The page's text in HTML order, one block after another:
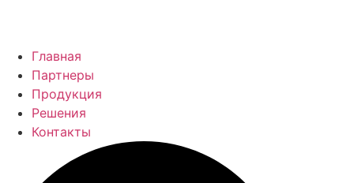
Главная
Партнеры
Продукция
Решения
Контакты